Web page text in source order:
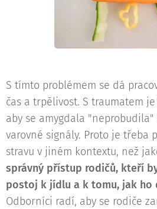
S tímto problémem se dá
čas a trpělivost. S traumatem
aby se amygdala
varovné signály. Proto je třeba
stravu v jiném kontextu, než
správný přístup rodičů, kteří
postoj k jídlu a k tomu, jak
Odborníci radí, aby se rodiče